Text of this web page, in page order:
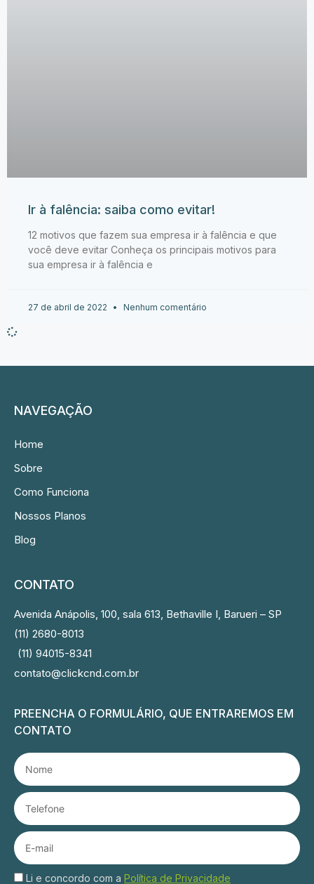
Ir à falência: saiba como evitar!
12 motivos que fazem sua empresa ir à falência e que
você deve evitar Conheça os principais motivos para
sua empresa ir à falência e
27 de abril de 2022 Nenhum comentário
NAVEGAÇÃO
Home
Sobre
Como Funciona
Nossos Planos
Blog
CONTATO
Avenida Anápolis, 100, sala 613, Bethaville I, Barueri – SP
(11) 2680-8013
(11) 94015-8341
contato@clickcnd.com.br
PREENCHA O FORMULÁRIO, QUE ENTRAREMOS EM
CONTATO
Li e concordo com a Política de Privacidade